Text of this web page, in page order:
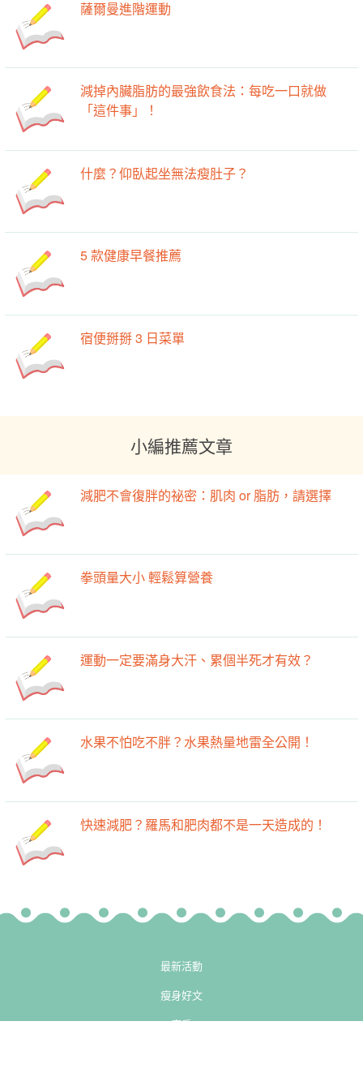
薩爾曼進階運動
減掉內臟脂肪的最強飲食法：每吃一口就做
「這件事」！
什麼？仰臥起坐無法瘦肚子？
5 款健康早餐推薦
宿便掰掰 3 日菜單
小編推薦文章
減肥不會復胖的祕密：肌肉 or 脂肪，請選擇
拳頭量大小 輕鬆算營養
運動一定要滿身大汗、累個半死才有效？
水果不怕吃不胖？水果熱量地雷全公開！
快速減肥？羅馬和肥肉都不是一天造成的！
最新活動
瘦身好文
廚房